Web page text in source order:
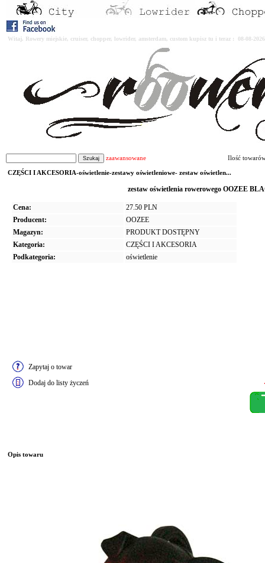
Witaj. Rowery miejskie, cruiser, chopper, lowrider, amsterdam, custom kupisz tu i teraz : 08-08-
zaawansowane Ilość
CZĘŚCI I AKCESORIA-oświetlenie-zestawy oświetleniowe- zestaw oświetlen...
zestaw oświetlenia rowerowego OOZEE
Cena:
27.50 PLN
Producent:
OOZEE
Magazyn:
PRODUKT DOSTĘPNY
Kategoria:
CZĘŚCI I AKCESORIA
Podkategoria:
oświetlenie
Zapytaj o towar
Dodaj do listy życzeń
Opis towaru